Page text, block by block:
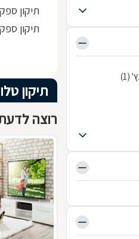
תיקון ספק
תיקון ספק
תיקון
רוצה לדעת